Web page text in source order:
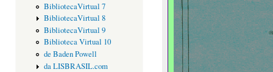
BibliotecaVirtual 7
BibliotecaVirtual 8
BibliotecaVirtual 9
Biblioteca Virtual 10
de Baden Powell
da LISBRASIL.com